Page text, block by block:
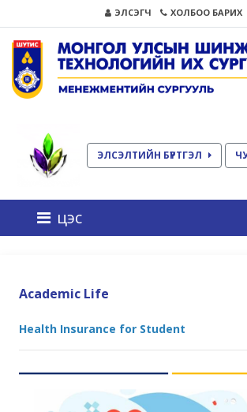
ЭЛСЭГЧ ХОЛБОО БАРИХ
ЭЛСЭЛТИЙН БҮРТГЭЛ
цэс
Academic Life
Health Insurance for Student